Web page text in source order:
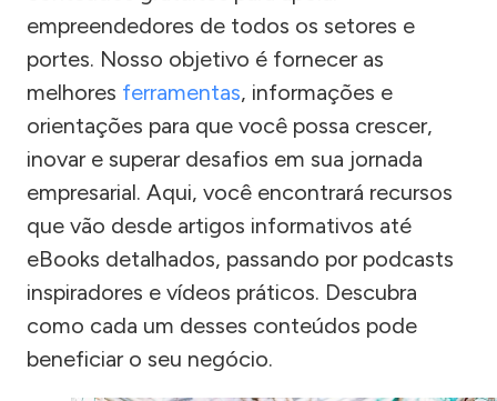
empreendedores de todos os setores e
portes. Nosso objetivo é fornecer as
melhores ferramentas, informações e
orientações para que você possa crescer,
inovar e superar desafios em sua jornada
empresarial. Aqui, você encontrará recursos
que vão desde artigos informativos até
eBooks detalhados, passando por podcasts
inspiradores e vídeos práticos. Descubra
como cada um desses conteúdos pode
beneficiar o seu negócio.